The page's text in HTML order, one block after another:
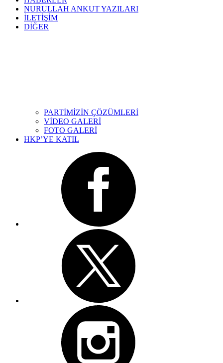
NURULLAH ANKUT YAZILARI
İLETİŞİM
DİĞER
PARTİMİZİN ÇÖZÜMLERİ
VİDEO GALERİ
FOTO GALERİ
HKP’YE KATIL